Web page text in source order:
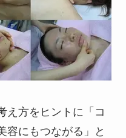
え方をヒントに「コ
容にもつながる」と